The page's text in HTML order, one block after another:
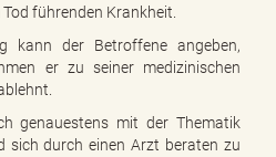
führenden Krankheit.
kann der Betroffene angeben,
er zu seiner medizinischen
genauestens mit der Thematik
sich durch einen Arzt beraten zu